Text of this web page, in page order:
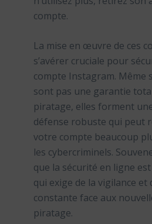
compte.
La mise en œuvre de ces
s’avérer cruciale pour
compte Instagram. Même
sont pas une garantie
piratage, elles forment
défense robuste qui peut
votre compte beaucoup
les cybercriminels.
que la sécurité en ligne
qui exige de la vigilance et
constante face aux
piratage.